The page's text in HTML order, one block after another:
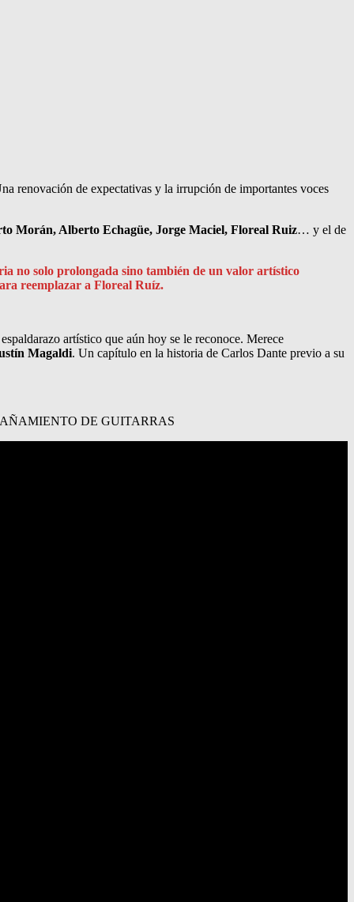
renovación de expectativas y la irrupción de importantes voces
Morán, Alberto Echagüe, Jorge Maciel, Floreal Ruiz… y el de
no solo prolongada sino también de un valor artístico
reemplazar a Floreal Ruíz.
artístico que aún hoy se le reconoce. Merece
Magaldi. Un capítulo en la historia de Carlos Dante previo a su
DE GUITARRAS